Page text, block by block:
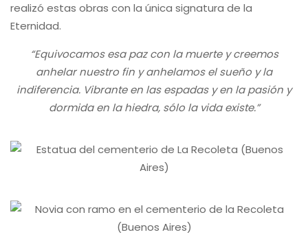
realizó estas obras con la única signatura de la
Eternidad.
“Equivocamos esa paz con la muerte y creemos
anhelar nuestro fin y anhelamos el sueño y la
indiferencia. Vibrante en las espadas y en la pasión y
dormida en la hiedra, sólo la vida existe.”